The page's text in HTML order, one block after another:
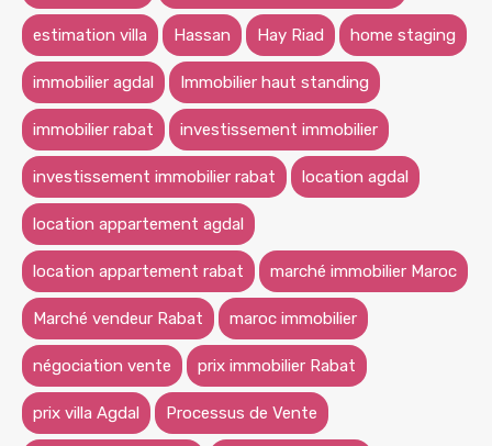
estimation villa Hassan Hay Riad home staging
immobilier agdal Immobilier haut standing
immobilier rabat investissement immobilier
investissement immobilier rabat location agdal
location appartement agdal
location appartement rabat marché immobilier Maroc
Marché vendeur Rabat maroc immobilier
négociation vente prix immobilier Rabat
prix villa Agdal Processus de Vente